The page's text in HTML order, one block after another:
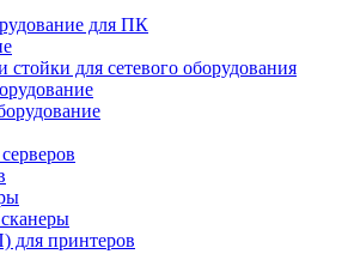
для ПК
для сетевого оборудования
для принтеров